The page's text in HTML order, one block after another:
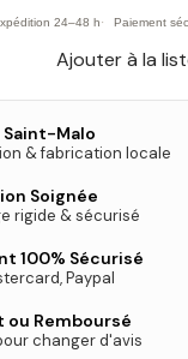
24–48 h Paiement
Ajouter à la
Saint-Malo
& fabrication locale
Soignée
rigide & sécurisé
100% Sécurisé
Paypal
ou Remboursé
changer d'avis